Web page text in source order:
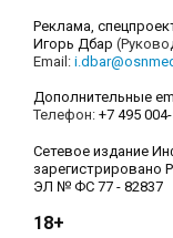
Реклама,
Игорь Дбар
Email:
Дополнительные
Телефон: +7 495
Сетевое издание
зарегистрировано
ЭЛ № ФС 77 - 82837
18+